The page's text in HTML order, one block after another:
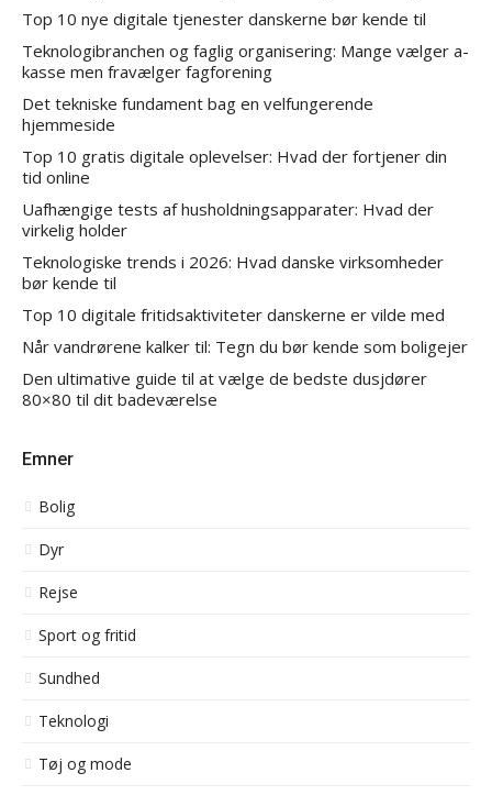
Top 10 nye digitale tjenester danskerne bør kende til
Teknologibranchen og faglig organisering: Mange vælger a-
kasse men fravælger fagforening
Det tekniske fundament bag en velfungerende
hjemmeside
Top 10 gratis digitale oplevelser: Hvad der fortjener din
tid online
Uafhængige tests af husholdningsapparater: Hvad der
virkelig holder
Teknologiske trends i 2026: Hvad danske virksomheder
bør kende til
Top 10 digitale fritidsaktiviteter danskerne er vilde med
Når vandrørene kalker til: Tegn du bør kende som boligejer
Den ultimative guide til at vælge de bedste dusjdører
80×80 til dit badeværelse
Emner
Bolig
Dyr
Rejse
Sport og fritid
Sundhed
Teknologi
Tøj og mode